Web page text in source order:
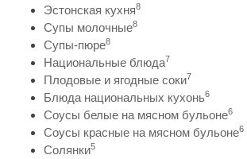
Эстонская кухня8
Супы молочные8
Супы-пюре8
Национальные блюда7
Плодовые и ягодные соки7
Блюда национальных кухонь6
Соусы белые на мясном бульоне6
Соусы красные на мясном бульоне6
Солянки5